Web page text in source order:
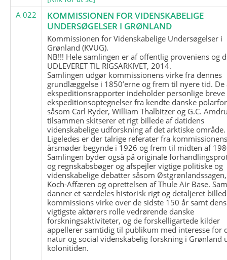
A 022
KOMMISSIONEN FOR VIDENSKABELIGE
UNDERSØGELSER I GRØNLAND
Kommissionen for Videnskabelige Undersøgelser i
Grønland (KVUG).
NB!!! Hele samlingen er af offentlig proveniens og
UDLEVERET TIL RIGSARKIVET, 2014.
Samlingen udgør kommissionens virke fra dennes
grundlæggelse i 1850’erne og frem til nyere tid.
ekspeditionsrapporter indeholder personlige breve
ekspeditionsoptegnelser fra kendte danske
såsom Carl Ryder, William Thalbitzer og G.C.
tilsammen skitserer et rigt billede af datidens
videnskabelige udforskning af det arktiske område.
Ligeledes er der talrige referater fra
årsmøder begynde i 1926 og frem til midten af
Samlingen byder også på originale
og regnskabsbøger og afspejler vigtige politiske og
videnskabelige debatter såsom
Koch-Affæren og oprettelsen af Thule Air Base.
danner et særdeles historisk rigt og detaljeret
kommissions virke over de sidste 150 år samt dens
vigtigste aktørers rolle vedrørende danske
forskningsaktiviteter, og de forskelligartede kilder
appellerer samtidig til publikum med interesse for
natur og social videnskabelig forskning i Grønland
kolonitiden.